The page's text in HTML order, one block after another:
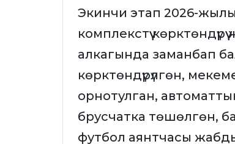
Экинчи этап 2026-
комплекстүү
алкагында заманбап
көрктөндүрүлгөн,
орнотулган,
брусчатка төшөлгөн,
футбол аянтчасы